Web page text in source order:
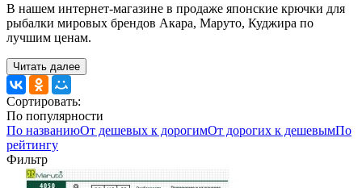
В нашем интернет-магазине в продаже японские крючки для
рыбалки мировых брендов Акара, Маруто, Куджира по
лучшим ценам.
Читать далее
Сортировать:
По популярности
По названиюОт дешевых к дорогимОт дорогих к дешевымПо
рейтингу
Фильтр